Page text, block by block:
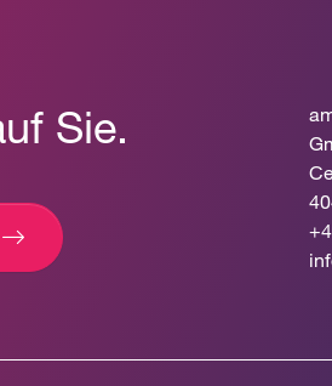
Sie.